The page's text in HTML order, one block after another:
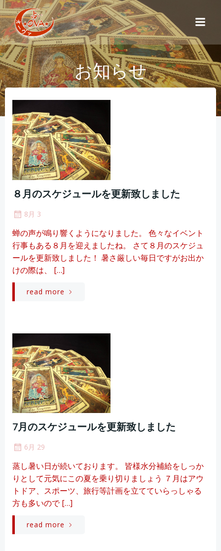
コ
ン
テ
ン
ツ
へ
ス
キ
ッ
お知らせ
８月のスケジュールを更新致しました
8月 3
蝉の声が鳴り響くようになりました。 色々なイベント
行事もある８月を迎えましたね。 さて８月のスケジュ
ールを更新致しました！ 暑さ厳しい毎日ですがお出か
けの際は、 […]
read more
7月のスケジュールを更新致しました
6月 29
蒸し暑い日が続いております。 皆様水分補給をしっか
りとして元気にこの夏を乗り切りましょう ７月はアウ
トドア、スポーツ、旅行等計画を立てていらっしゃる
方も多いので […]
read more